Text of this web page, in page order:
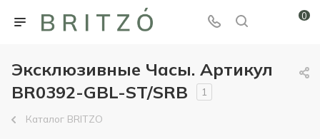
0
Эксклюзивные Часы. Артикул
BR0392-GBL-ST/SRB
1
Каталог BRITZO